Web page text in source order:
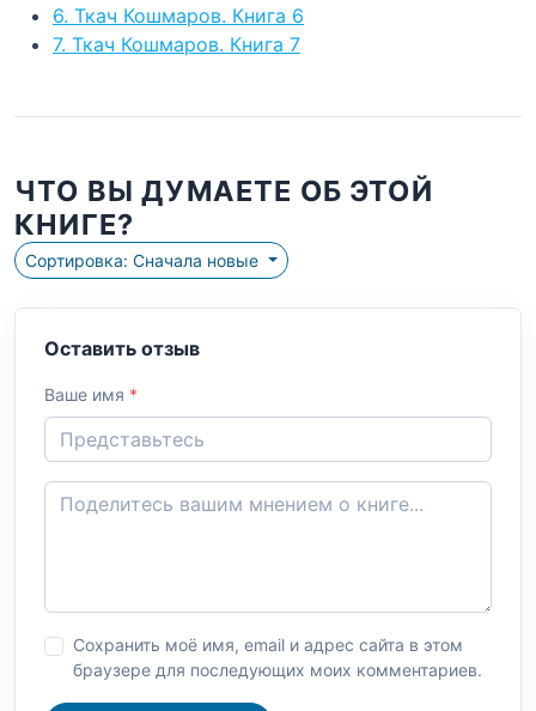
6. Ткач Кошмаров. Книга 6
7. Ткач Кошмаров. Книга 7
ЧТО ВЫ ДУМАЕТЕ ОБ ЭТОЙ
КНИГЕ?
Сортировка: Сначала новые
Оставить отзыв
Ваше имя *
Сохранить моё имя, email и адрес сайта в этом
браузере для последующих моих комментариев.